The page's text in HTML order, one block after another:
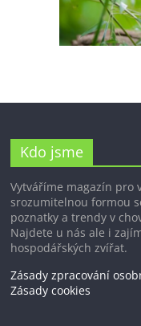
Kdo jsme
Vytváříme magazín pro
srozumitelnou formou
poznatky a trendy v
Najdete u nás ale i
hospodářských zvířat.
Zásady zpracování
Zásady cookies